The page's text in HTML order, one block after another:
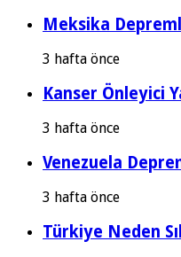
Meksika
3 hafta önce
Kanser Önleyici
3 hafta önce
Venezuela
3 hafta önce
Türkiye Neden